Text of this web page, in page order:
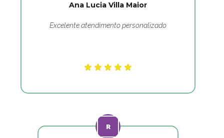
Ana Lucia Villa Maior
Excelente atendimento personalizado